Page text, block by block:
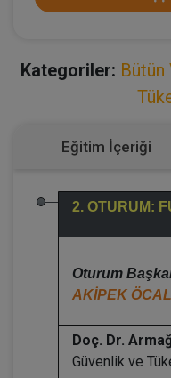
Kategoriler:
Eğitim İçeriği
2. OTURUM:
Oturum
AKİPEK ÖCAL
Doç. Dr.
Güvenlik ve